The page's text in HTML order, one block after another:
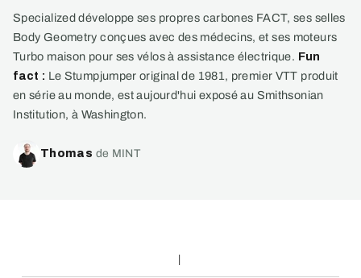
Specialized développe ses propres carbones FACT, ses selles
Body Geometry conçues avec des médecins, et ses moteurs
Turbo maison pour ses vélos à assistance électrique. Fun
fact : Le Stumpjumper original de 1981, premier VTT produit
en série au monde, est aujourd'hui exposé au Smithsonian
Institution, à Washington.
Thomas de MINT